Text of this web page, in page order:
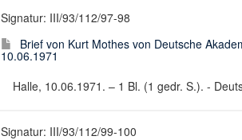
Signatur: III/93/112/97-98
Brief von Kurt Mothes von Deutsche
10.06.1971
Halle, 10.06.1971. – 1 Bl. (1 gedr. S.). -
Signatur: III/93/112/99-100